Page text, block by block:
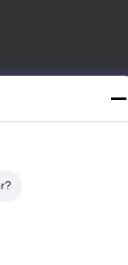
맵
작권 -2026 MCREAT